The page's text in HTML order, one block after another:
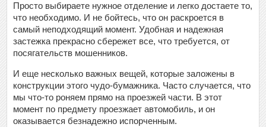
Просто выбираете нужное отделение и легко достаете то,
что необходимо. И не бойтесь, что он раскроется в
самый неподходящий момент. Удобная и надежная
застежка прекрасно сбережет все, что требуется, от
посягательств мошенников.
И еще несколько важных вещей, которые заложены в
конструкции этого чудо-бумажника. Часто случается, что
мы что-то роняем прямо на проезжей части. В этот
момент по предмету проезжает автомобиль, и он
оказывается безнадежно испорченным.